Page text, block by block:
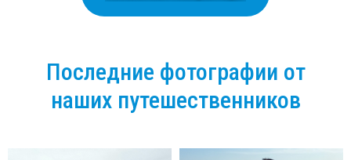
Последние фотографии от
наших путешественников